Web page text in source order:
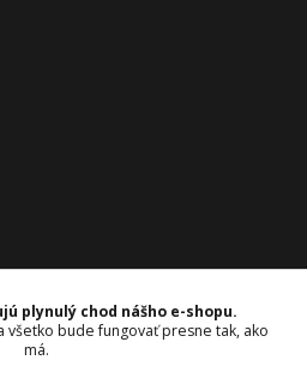
plynulý chod nášho e-shopu.
všetko bude fungovať presne tak, ako
má.